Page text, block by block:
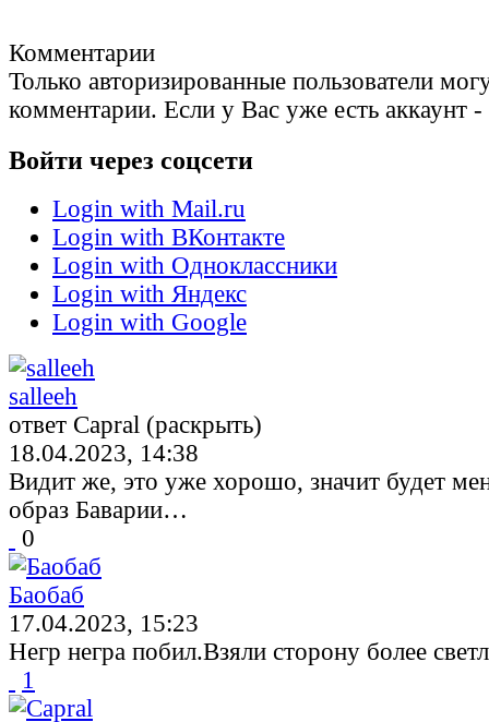
Комментарии
Только авторизированные пользователи
комментарии. Если у Вас уже есть аккаунт -
Войти через соцсети
Login with Mail.ru
Login with ВКонтакте
Login with Одноклассники
Login with Яндекс
Login with Google
salleeh
ответ Capral (раскрыть)
18.04.2023, 14:38
Видит же, это уже хорошо, значит будет
образ Баварии…
0
Баобаб
17.04.2023, 15:23
Негр негра побил.Взяли сторону более
1